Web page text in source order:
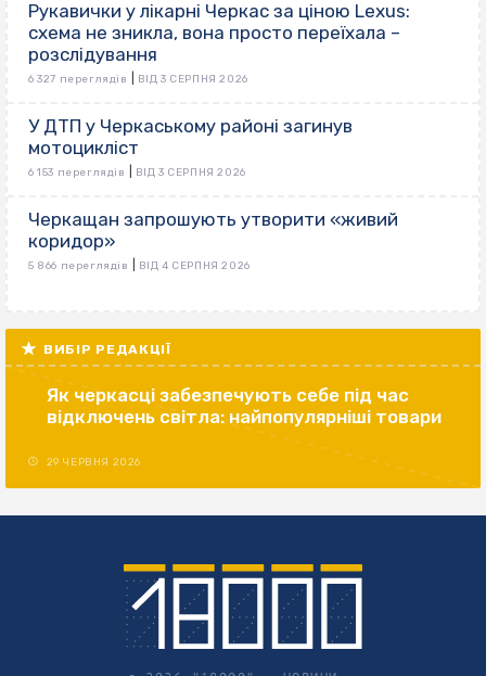
Рукавички у лікарні Черкас за ціною Lexus:
схема не зникла, вона просто переїхала –
розслідування
6 327 переглядів ВІД 3 СЕРПНЯ 2026
У ДТП у Черкаському районі загинув
мотоцикліст
6 153 переглядів ВІД 3 СЕРПНЯ 2026
Черкащан запрошують утворити «живий
коридор»
5 866 переглядів ВІД 4 СЕРПНЯ 2026
ВИБІР РЕДАКЦІЇ
Як черкасці забезпечують себе під час
відключень світла: найпопулярніші товари
29 ЧЕРВНЯ 2026